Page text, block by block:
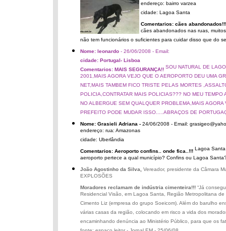
endereço: bairro varzea
cidade: Lagoa Santa
Comentarios: cães abandonados!!!
cães abandonados nas ruas,
não tem funcionários o suficientes para cuidar disso que do
Nome: leonardo - 26/06/2008 - Email:
cidade: Portugal- Lisboa
Comentarios: MAIS SEGURANÇA!! SOU NATURAL DE
2001,MAIS AGORA VEJO QUE O AEROPORTO DEU UMA
NET,MAIS TAMBEM FICO TRISTE PELAS MORTES
POLICIA,CONTRATAR MAIS POLICIAS??? NO MEU
NO ALBERGUE SEM QUALQUER PROBLEMA,MAIS
PREFEITO PODE MUDAR ISSO.....ABRAÇOS DE
Nome: Grasieli Adriana - 24/06/2008 - Email:
endereço: rua: Amazonas
cidade: Uberlândia
Comentarios: Aeroporto confins.. onde fica..!!! Lagoa
aeroporto pertece a qual município? Confins ou Lagoa
João Agostinho da Silva, Vereador, presidente da Câmara
EXPLOSÕES
Moradores reclamam de indústria cimenteira!!! “Já
Residencial Visão, em Lagoa Santa, Região Metropolitana
Cimento Liz (empresa do grupo Soeicom). Além do barulho
várias casas da região, colocando em risco a vida dos
encaminhando denúncia ao Ministério Público, para que os